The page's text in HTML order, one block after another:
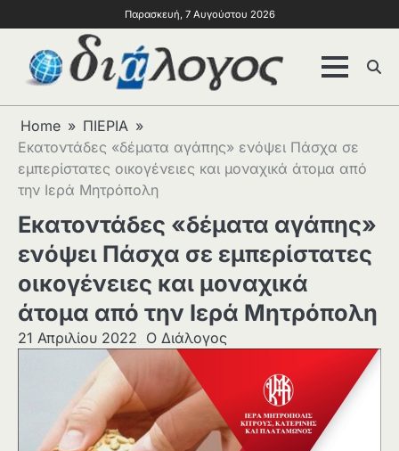
Παρασκευή, 7 Αυγούστου 2026
Home
ΠΙΕΡΙΑ
Εκατοντάδες «δέματα αγάπης» ενόψει Πάσχα σε
εμπερίστατες οικογένειες και μοναχικά άτομα από
την Ιερά Μητρόπολη
Εκατοντάδες «δέματα αγάπης»
ενόψει Πάσχα σε εμπερίστατες
οικογένειες και μοναχικά
άτομα από την Ιερά Μητρόπολη
21 Απριλίου 2022 Ο Διάλογος